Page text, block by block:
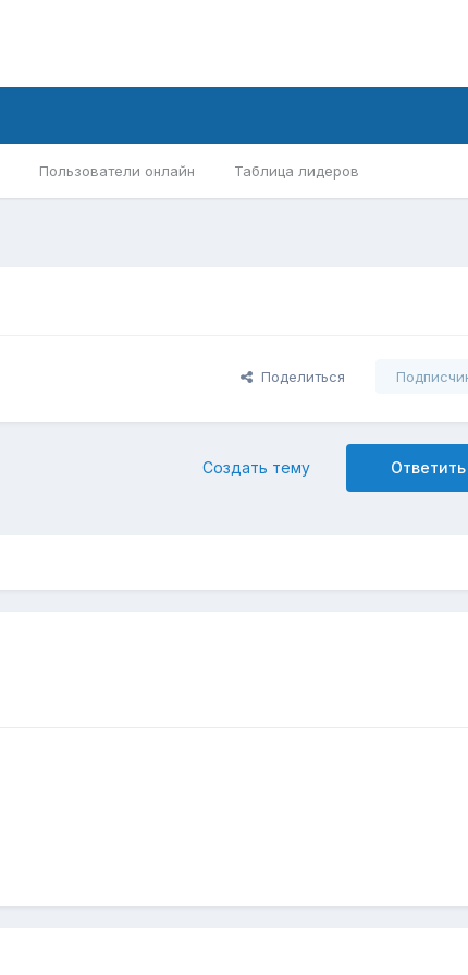
Пользователи онлайн Таблица лидеров
Поделиться
Создать тему